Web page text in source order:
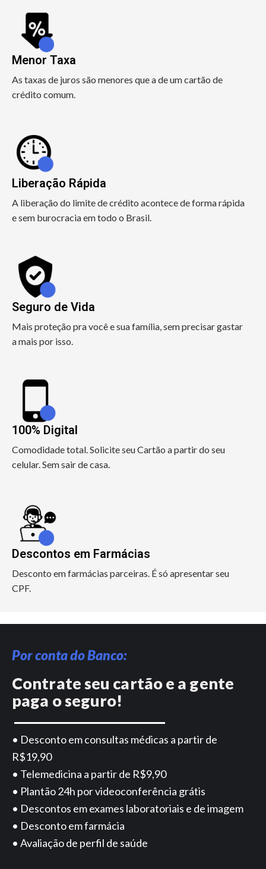
Menor Taxa
As taxas de juros são menores que a de um cartão de
crédito comum.
Liberação Rápida
A liberação do limite de crédito acontece de forma rápida
e sem burocracia em todo o Brasil.
Seguro de Vida
Mais proteção pra você e sua família, sem precisar gastar
a mais por isso.
100% Digital
Comodidade total. Solicite seu Cartão a partir do seu
celular. Sem sair de casa.
Descontos em Farmácias
Desconto em farmácias parceiras. É só apresentar seu
CPF.
Por conta do Banco:
Contrate seu cartão e a gente
paga o seguro!
• Desconto em consultas médicas a partir de
R$19,90
• Telemedicina a partir de R$9,90
• Plantão 24h por videoconferência grátis
• Descontos em exames laboratoriais e de imagem
• Desconto em farmácia
• Avaliação de perfil de saúde